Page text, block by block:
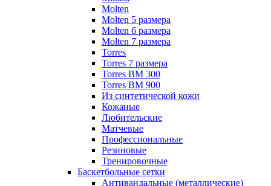
Molten
Molten 5 размера
Molten 6 размера
Molten 7 размера
Torres
Torres 7 размера
Torres BM 300
Torres BM 900
Из синтетической кожи
Кожаные
Любительские
Матчевые
Профессиональные
Резиновые
Тренировочные
Баскетбольные сетки
Антивандальные (металлические)